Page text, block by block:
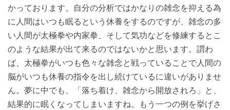
かっております。自分の分析ではかなりの雑念を抑える為
に人間はいつも眠るという休養をするのですが、雑念の多
い人間が太極拳や内家拳、そして気功などを修練するとこ
のような結果が出て来るのではないかと思います。謂わ
ば、太極拳がいつも色々な雑念と戦っていることで人間の
脳がいつも休養の指令を出し続けているに違いがありませ
ん。夢に中でも、「落ち着け、雑念から開放されろ」と、
結果的に眠くなってしまいますね。もう一つの例を挙げさ